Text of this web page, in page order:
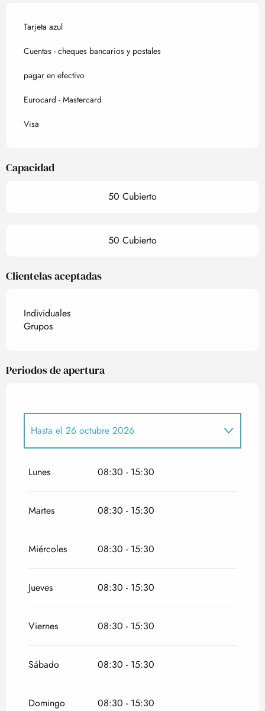
Tarjeta azul
Cuentas - cheques bancarios y postales
pagar en efectivo
Eurocard - Mastercard
Visa
Capacidad
50 Cubierto
50 Cubierto
Clientelas aceptadas
Individuales
Grupos
Periodos de apertura
16 febrero 2026 al 24 abril 2026
Hasta el 26 octubre 2026
Lunes 08:30 - 15:30
Martes 08:30 - 15:30
Miércoles 08:30 - 15:30
Jueves 08:30 - 15:30
Viernes 08:30 - 15:30
Sábado 08:30 - 15:30
Domingo 08:30 - 15:30